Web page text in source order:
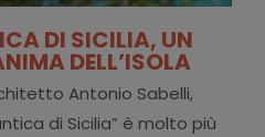
DI SICILIA, UN
DELL’ISOLA
Antonio Sabelli,
di Sicilia” è molto più